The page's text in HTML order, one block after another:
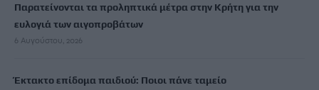
Παρατείνονται τα προληπτικά μέτρα στην Κρήτη για την
ευλογιά των αιγοπροβάτων
6 Αυγούστου, 2026
Έκτακτο επίδομα παιδιού: Ποιοι πάνε ταμείο